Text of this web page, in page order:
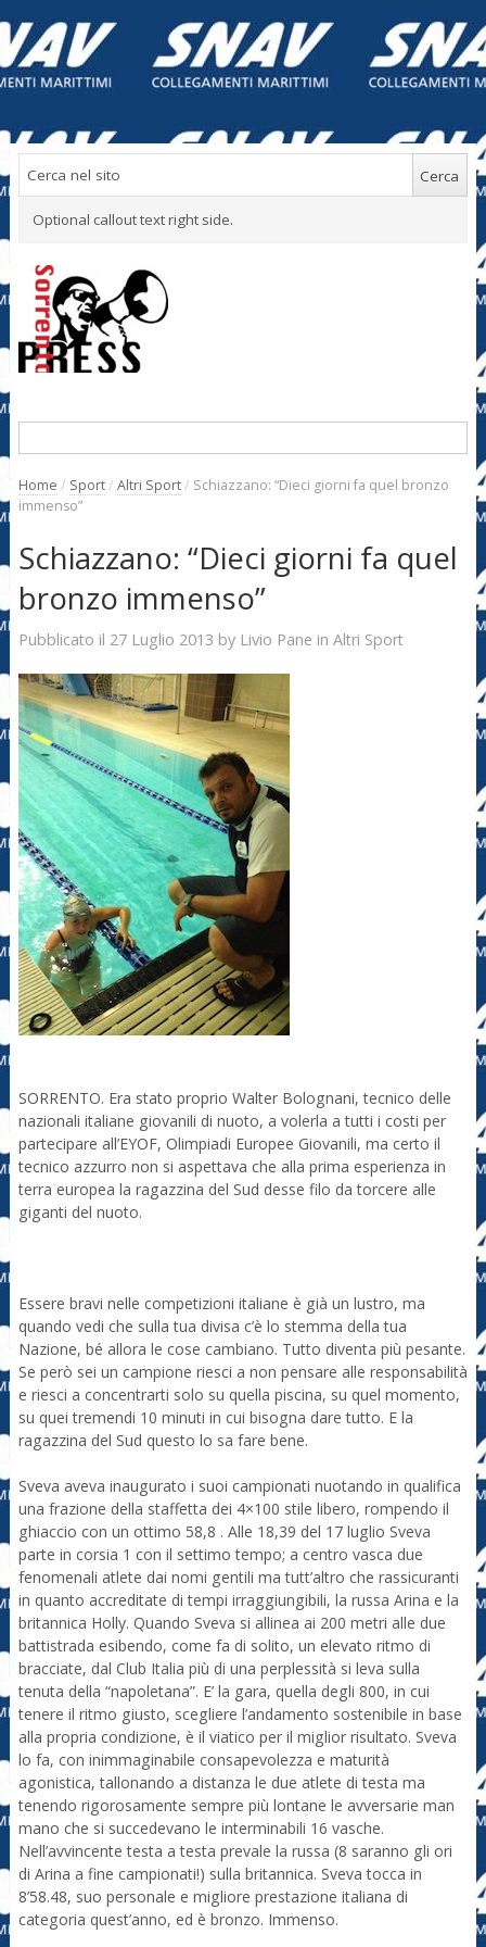
Optional callout text right side.
Home / Sport/ Altri Sport/ Schiazzano: “Dieci giorni fa quel bronzo
immenso”
Schiazzano: “Dieci giorni fa quel
bronzo immenso”
Pubblicato il 27 Luglio 2013 by Livio Pane in Altri Sport
SORRENTO. Era stato proprio Walter Bolognani, tecnico delle
nazionali italiane giovanili di nuoto, a volerla a tutti i costi per
partecipare all’EYOF, Olimpiadi Europee Giovanili, ma certo il
tecnico azzurro non si aspettava che alla prima esperienza in
terra europea la ragazzina del Sud desse filo da torcere alle
giganti del nuoto.
Essere bravi nelle competizioni italiane è già un lustro, ma
quando vedi che sulla tua divisa c’è lo stemma della tua
Nazione, bé allora le cose cambiano. Tutto diventa più pesante.
Se però sei un campione riesci a non pensare alle responsabilità
e riesci a concentrarti solo su quella piscina, su quel momento,
su quei tremendi 10 minuti in cui bisogna dare tutto. E la
ragazzina del Sud questo lo sa fare bene.
Sveva aveva inaugurato i suoi campionati nuotando in qualifica
una frazione della staffetta dei 4×100 stile libero, rompendo il
ghiaccio con un ottimo 58,8 . Alle 18,39 del 17 luglio Sveva
parte in corsia 1 con il settimo tempo; a centro vasca due
fenomenali atlete dai nomi gentili ma tutt’altro che rassicuranti
in quanto accreditate di tempi irraggiungibili, la russa Arina e la
britannica Holly. Quando Sveva si allinea ai 200 metri alle due
battistrada esibendo, come fa di solito, un elevato ritmo di
bracciate, dal Club Italia più di una perplessità si leva sulla
tenuta della “napoletana”. E’ la gara, quella degli 800, in cui
tenere il ritmo giusto, scegliere l’andamento sostenibile in base
alla propria condizione, è il viatico per il miglior risultato. Sveva
lo fa, con inimmaginabile consapevolezza e maturità
agonistica, tallonando a distanza le due atlete di testa ma
tenendo rigorosamente sempre più lontane le avversarie man
mano che si succedevano le interminabili 16 vasche.
Nell’avvincente testa a testa prevale la russa (8 saranno gli ori
di Arina a fine campionati!) sulla britannica. Sveva tocca in
8’58.48, suo personale e migliore prestazione italiana di
categoria quest’anno, ed è bronzo. Immenso.